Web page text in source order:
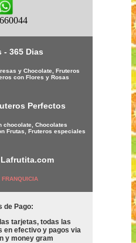
- 365 Dias
y Chocolate, Fruteros
con Flores y Rosas
Perfectos
chocolate, Chocolates
Frutas, Fruteros especiales
Lafrutita.com
FRANQUICIA
de Pago:
tarjetas, todas las
en efectivo y pagos via
y money gram